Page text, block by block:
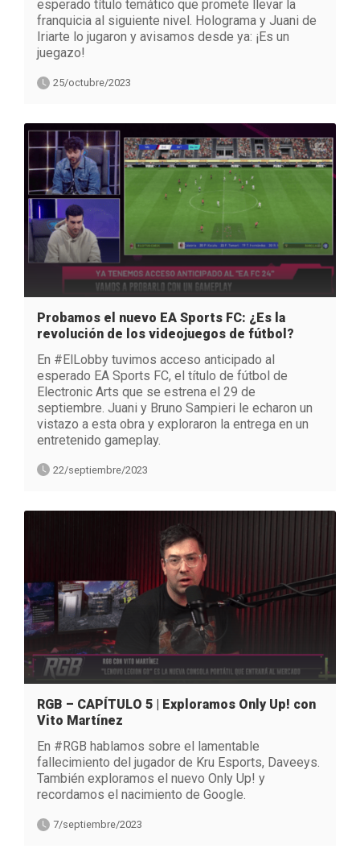
esperado título temático que promete llevar la
franquicia al siguiente nivel. Holograma y Juani de
Iriarte lo jugaron y avisamos desde ya: ¡Es un
juegazo!
25/octubre/2023
Probamos el nuevo EA Sports FC: ¿Es la
revolución de los videojuegos de fútbol?
En #ElLobby tuvimos acceso anticipado al
esperado EA Sports FC, el título de fútbol de
Electronic Arts que se estrena el 29 de
septiembre. Juani y Bruno Sampieri le echaron un
vistazo a esta obra y exploraron la entrega en un
entretenido gameplay.
22/septiembre/2023
RGB – CAPÍTULO 5 | Exploramos Only Up! con
Vito Martínez
En #RGB hablamos sobre el lamentable
fallecimiento del jugador de Kru Esports, Daveeys.
También exploramos el nuevo Only Up! y
recordamos el nacimiento de Google.
7/septiembre/2023